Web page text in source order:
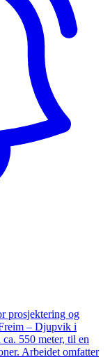
prosjektering og
– Djupvik i
550 meter, til en
Arbeidet omfatter